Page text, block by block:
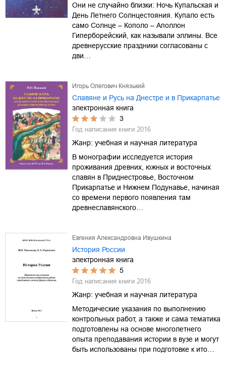
Они не случайно близки: Ночь Купальская и
День Летнего Солнцестояния. Купало есть
само Солнце – Кополо – Аполлон
Гиперборейский, как называли эллины. Все
древнерусские праздники согласованы с
дви…
Игорь Олегович Князький
Славяне и Русь на Днестре и в Прикарпатье
электронная книга
3
Год написания книги 2016
Жанр: учебная и научная литература
В монографии исследуется история
проживания древних, южных и восточных
славян в Приднестровье, Восточном
Прикарпатье и Нижнем Подунавье, начиная
со времени первого появления там
древнеславянского…
Евгения Александровна Ивушкина
История России
электронная книга
5
Год написания книги 2016
Жанр: учебная и научная литература
Методические указания по выполнению
контрольных работ, а также и сама тематика
подготовлены на основе многолетнего
опыта преподавания истории в вузе и могут
быть использованы при подготовке к ито…